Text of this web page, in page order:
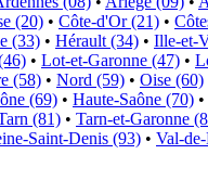
(20) • Côte-d'Or (21) •
(33) • Hérault (34) • Ille-et-
• Lot-et-Garonne (47) •
(58) • Nord (59) • Oise (60)
(69) • Haute-Saône (70) •
(81) • Tarn-et-Garonne
Saint-Denis (93) • Val-